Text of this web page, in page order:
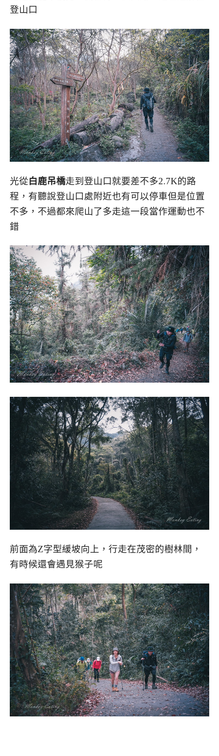
登山口
光從白鹿吊橋走到登山口就要差不多2.7K的路
程，有聽說登山口處附近也有可以停車但是位置
不多，不過都來爬山了多走這一段當作運動也不
錯
前面為Z字型緩坡向上，行走在茂密的樹林間，
有時候還會遇見猴子呢